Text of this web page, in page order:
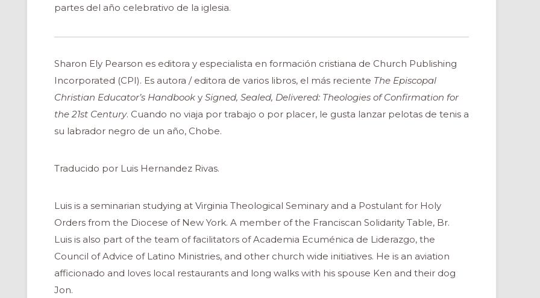
partes del año celebrativo de la iglesia.
Sharon Ely Pearson es editora y especialista en formación cristiana de Church Publishing
Incorporated (CPI). Es autora / editora de varios libros, el más reciente The Episcopal
Christian Educator’s Handbook y Signed, Sealed, Delivered: Theologies of Confirmation for
the 21st Century. Cuando no viaja por trabajo o por placer, le gusta lanzar pelotas de tenis a
su labrador negro de un año, Chobe.
Traducido por Luis Hernandez Rivas.
Luis is a seminarian studying at Virginia Theological Seminary and a Postulant for Holy
Orders from the Diocese of New York. A member of the Franciscan Solidarity Table, Br.
Luis is also part of the team of facilitators of Academia Ecuménica de Liderazgo, the
Council of Advice of Latino Ministries, and other church wide initiatives. He is an aviation
afficionado and loves local restaurants and long walks with his spouse Ken and their dog
Jon.